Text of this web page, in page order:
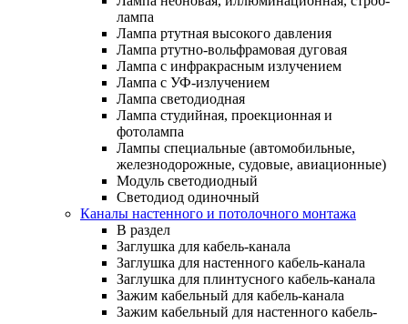
лампа
Лампа ртутная высокого давления
Лампа ртутно-вольфрамовая дуговая
Лампа с инфракрасным излучением
Лампа с УФ-излучением
Лампа светодиодная
Лампа студийная, проекционная и
фотолампа
Лампы специальные (автомобильные,
железнодорожные, судовые, авиационные)
Модуль светодиодный
Светодиод одиночный
Каналы настенного и потолочного монтажа
В раздел
Заглушка для кабель-канала
Заглушка для настенного кабель-канала
Заглушка для плинтусного кабель-канала
Зажим кабельный для кабель-канала
Зажим кабельный для настенного кабель-